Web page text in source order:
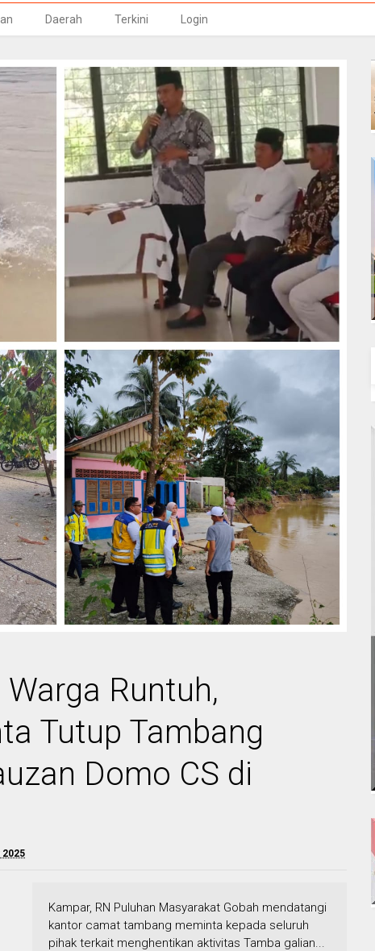
Daerah Terkini Login
Runtuh,
Tutup Tambang
Domo CS di
2025
Kampar, RN Puluhan Masyarakat Gobah mendatangi
kantor camat tambang meminta kepada seluruh
pihak terkait menghentikan aktivitas Tamba galian...